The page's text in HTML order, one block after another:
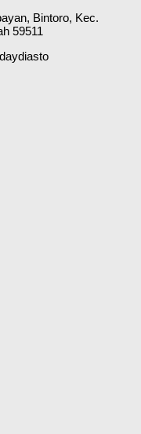
Bintoro, Kec.
59511